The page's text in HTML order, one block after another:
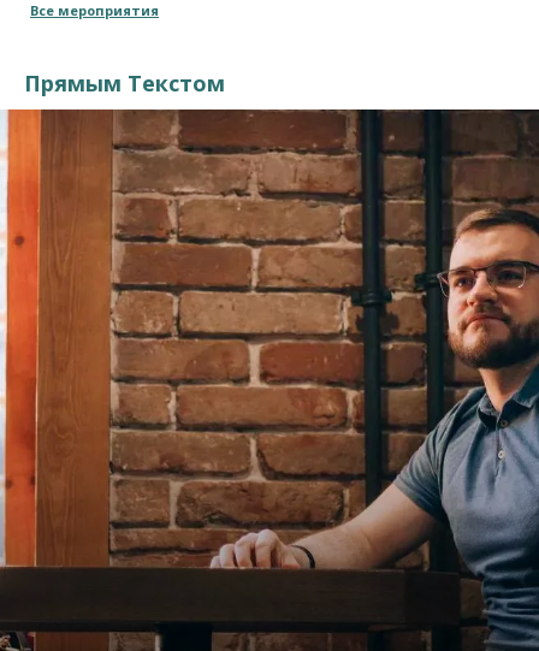
Все мероприятия
Прямым Текстом